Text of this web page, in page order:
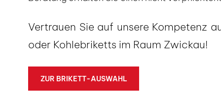
Vertrauen Sie auf unsere Kompetenz
oder Kohlebriketts im Raum Zwickau!
ZUR BRIKETT-AUSWAHL